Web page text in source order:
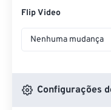
Flip Video
Nenhuma mudança
Configurações